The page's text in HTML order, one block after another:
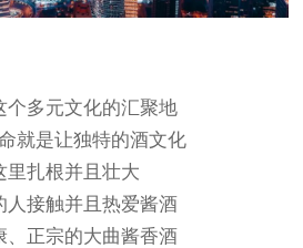
个多元文化的汇聚地
就是让独特的酒文化
里扎根并且壮大
人接触并且热爱酱酒
、正宗的大曲酱香酒